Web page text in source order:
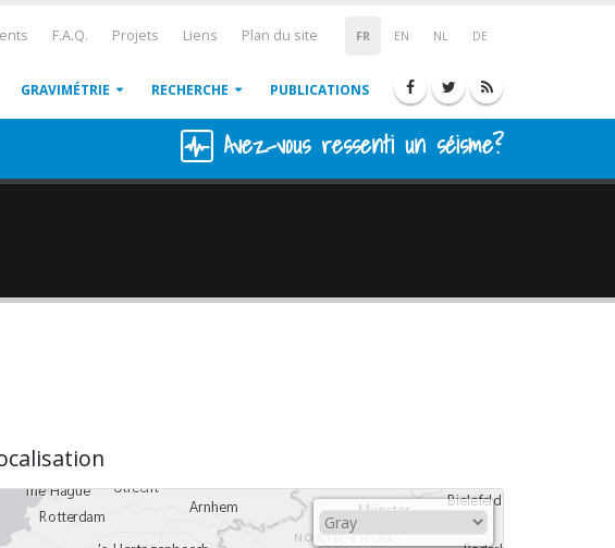
FR EN NL DE
F.A.Q. Projets Liens Plan du site
GRAVIMÉTRIE RECHERCHE PUBLICATIONS
Avez-vous ressenti un séisme?